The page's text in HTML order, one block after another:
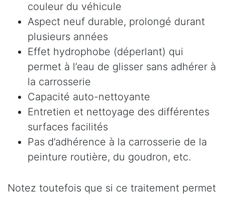
couleur du véhicule
Aspect neuf durable, prolongé durant
plusieurs années
Effet hydrophobe (déperlant) qui
permet à l’eau de glisser sans adhérer à
la carrosserie
Capacité auto-nettoyante
Entretien et nettoyage des différentes
surfaces facilités
Pas d’adhérence à la carrosserie de la
peinture routière, du goudron, etc.
Notez toutefois que si ce traitement permet